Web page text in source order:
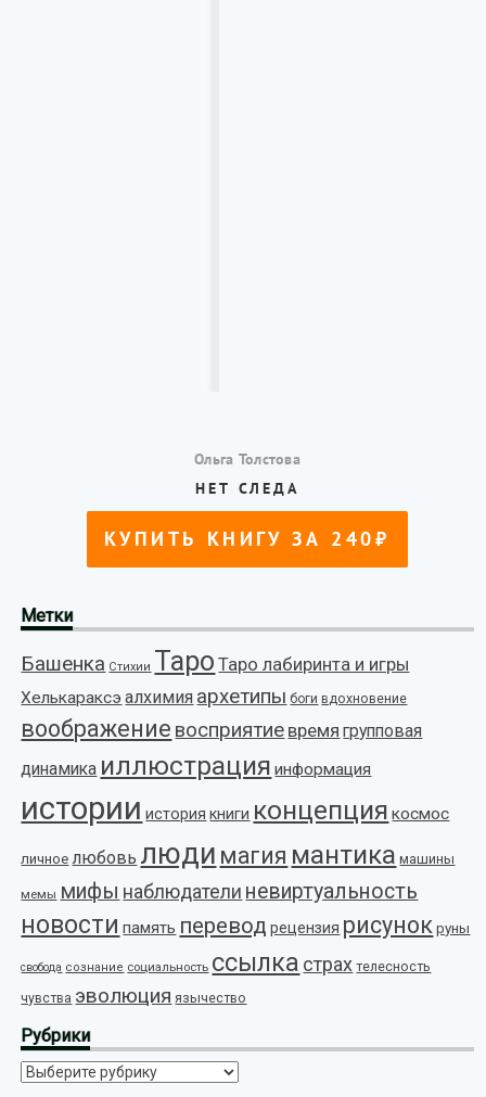
Метки
Башенка Стихии Таро Таро лабиринта и игры
Хелькараксэ алхимия архетипы боги вдохновение
воображение восприятие время групповая
динамика иллюстрация информация
истории история книги концепция космос
личное любовь люди магия мантика машины
мемы мифы наблюдатели невиртуальность
новости память перевод рецензия рисунок руны
свобода сознание социальность ссылка страх телесность
чувства эволюция язычество
Рубрики
Рубрики